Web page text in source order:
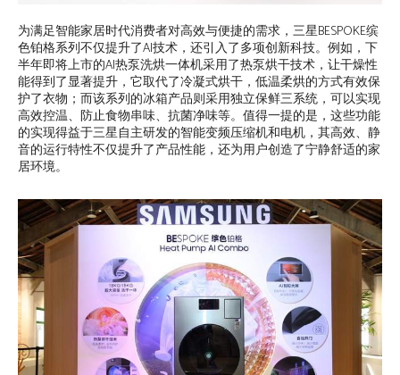
为满足智能家居时代消费者对高效与便捷的需求，三星BESPOKE缤
色铂格系列不仅提升了AI技术，还引入了多项创新科技。例如，下
半年即将上市的AI热泵洗烘一体机采用了热泵烘干技术，让干燥性
能得到了显著提升，它取代了冷凝式烘干，低温柔烘的方式有效保
护了衣物；而该系列的冰箱产品则采用独立保鲜三系统，可以实现
高效控温、防止食物串味、抗菌净味等。值得一提的是，这些功能
的实现得益于三星自主研发的智能变频压缩机和电机，其高效、静
音的运行特性不仅提升了产品性能，还为用户创造了宁静舒适的家
居环境。